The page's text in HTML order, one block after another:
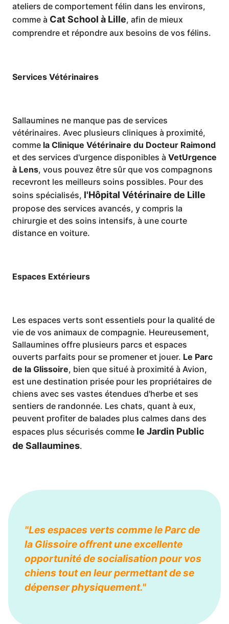
ateliers de comportement félin dans les environs,
comme à Cat School à Lille, afin de mieux
comprendre et répondre aux besoins de vos félins.
Services Vétérinaires
Sallaumines ne manque pas de services
vétérinaires. Avec plusieurs cliniques à proximité,
comme la Clinique Vétérinaire du Docteur Raimond
et des services d'urgence disponibles à VetUrgence
à Lens, vous pouvez être sûr que vos compagnons
recevront les meilleurs soins possibles. Pour des
soins spécialisés, l'Hôpital Vétérinaire de Lille
propose des services avancés, y compris la
chirurgie et des soins intensifs, à une courte
distance en voiture.
Espaces Extérieurs
Les espaces verts sont essentiels pour la qualité de
vie de vos animaux de compagnie. Heureusement,
Sallaumines offre plusieurs parcs et espaces
ouverts parfaits pour se promener et jouer. Le Parc
de la Glissoire, bien que situé à proximité à Avion,
est une destination prisée pour les propriétaires de
chiens avec ses vastes étendues d'herbe et ses
sentiers de randonnée. Les chats, quant à eux,
peuvent profiter de balades plus calmes dans des
espaces plus sécurisés comme le Jardin Public
de Sallaumines.
"Les espaces verts comme le Parc de
la Glissoire offrent une excellente
opportunité de socialisation pour vos
chiens tout en leur permettant de se
dépenser physiquement."